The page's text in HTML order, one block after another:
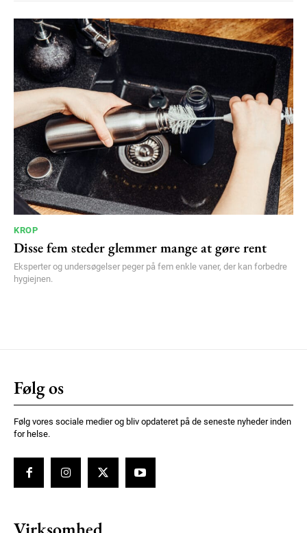
KROP
Disse fem steder glemmer mange at gøre rent
Eksperter og undersøgelser peger på fem enkle vaner, der kan forbedre
hygiejnen.
Følg os
Følg vores sociale medier og bliv opdateret på de seneste nyheder inden
for helse.